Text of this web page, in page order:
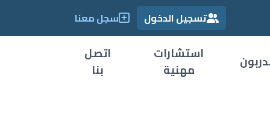
تسجيل الدخول سجل معنا
استشارات
مهنية
اتصل
بنا